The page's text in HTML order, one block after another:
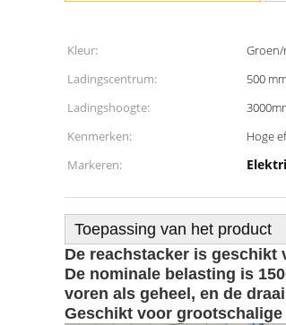
Kleur:
Ladingscentrum:
500
Ladingshoogte:
Kenmerken:
Hoge
Markeren:
Toepassing van het product
De reachstacker is geschikt
De nominale belasting is
voren als geheel, en de
Geschikt voor